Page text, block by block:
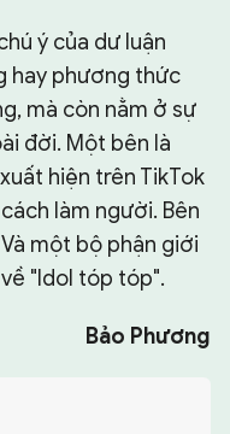
ý của dư luận
hay phương thức
mà còn nằm ở sự
đời. Một bên là
hiện trên TikTok
làm người. Bên
một bộ phận giới
"Idol tóp tóp".
Bảo Phương